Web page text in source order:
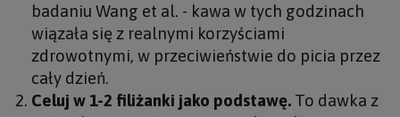
badaniu Wang et al. - kawa w tych godzinach
wiązała się z realnymi korzyściami
zdrowotnymi, w przeciwieństwie do picia przez
cały dzień.
Celuj w 1-2 filiżanki jako podstawę. To dawka z